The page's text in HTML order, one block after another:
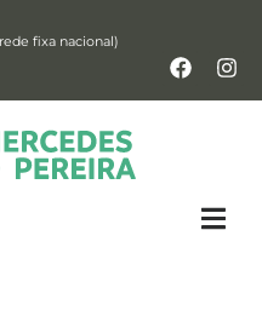
fixa nacional)